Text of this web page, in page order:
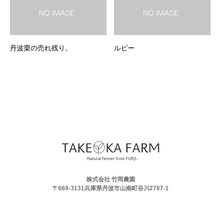
丹波栗の売れ残り。 ルビー
株式会社 竹岡農園
〒669-3131兵庫県丹波市山南町谷川2787-1